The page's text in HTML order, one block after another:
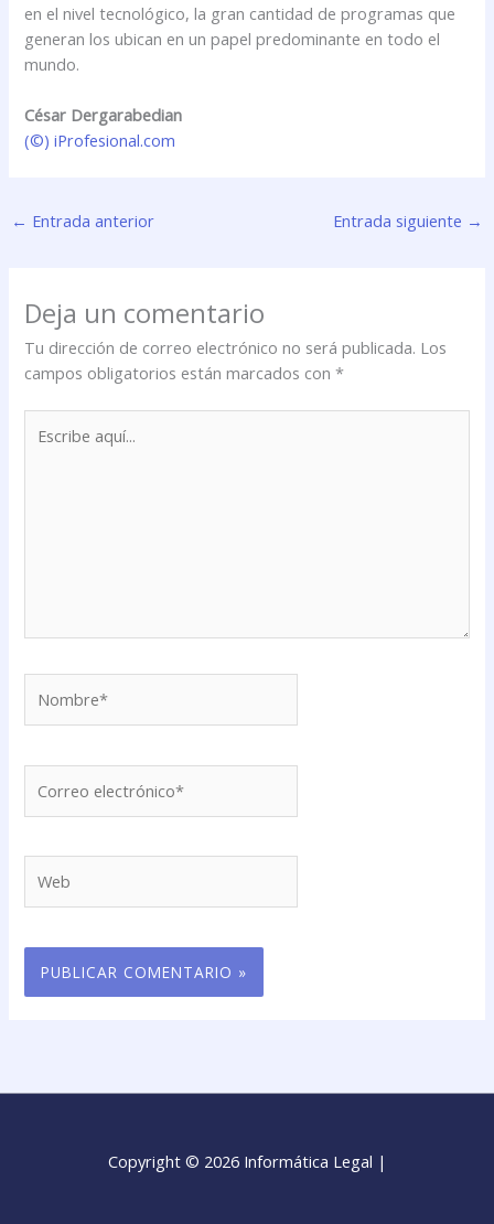
en el nivel tecnológico, la gran cantidad de programas que
generan los ubican en un papel predominante en todo el
mundo.
César Dergarabedian
(©) iProfesional.com
← Entrada anterior Entrada siguiente →
Deja un comentario
Tu dirección de correo electrónico no será publicada. Los
campos obligatorios están marcados con*
aquí...
electrónico*
Copyright © 2026 Informática Legal |